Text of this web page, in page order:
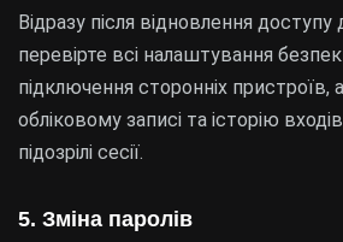
Відразу після відновлення доступу
перевірте всі налаштування
підключення сторонніх пристроїв,
обліковому записі та історію
підозрілі сесії.
5. Зміна паролів